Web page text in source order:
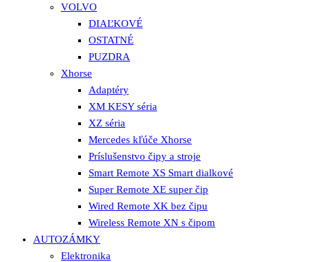
VOLVO
DIAĽKOVÉ
OSTATNÉ
PUZDRA
Xhorse
Adaptéry
XM KESY séria
XZ séria
Mercedes kľúče Xhorse
Príslušenstvo čipy a stroje
Smart Remote XS Smart dialkové
Super Remote XE super čip
Wired Remote XK bez čipu
Wireless Remote XN s čipom
AUTOZÁMKY
Elektronika